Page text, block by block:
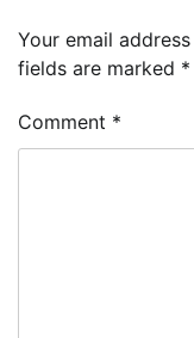
Your email
fields are marked *
Comment *